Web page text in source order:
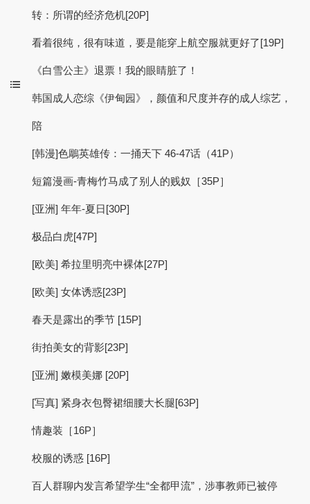
转：所谓的经济危机[20P]
看着很纯，很有味道，要是能穿上航空服就更好了[19P]
《白雪公主》退票！我的眼睛脏了！
韩国成人恋综《伊甸园》，颜值和尺度并存的成人综艺，
陪
[韩漫]色鵰英雄传：一捅天下 46-47话（41P）
短篇漫画-青梅竹马成了别人的贱奴［35P］
[亚洲] 年年-夏日[30P]
极品白虎[47P]
[欧美] 希拉里明亮中裸体[27P]
[欧美] 女体诱惑[23P]
春天是露出的季节 [15P]
街拍美女的背影[23P]
[亚洲] 嫩模美娜 [20P]
[写真] 紧身衣包臀裙细腰大长腿[63P]
情趣装［16P］
校服的诱惑 [16P]
百人群聊内发言希望学生“全都甲流”，涉事教师已被停